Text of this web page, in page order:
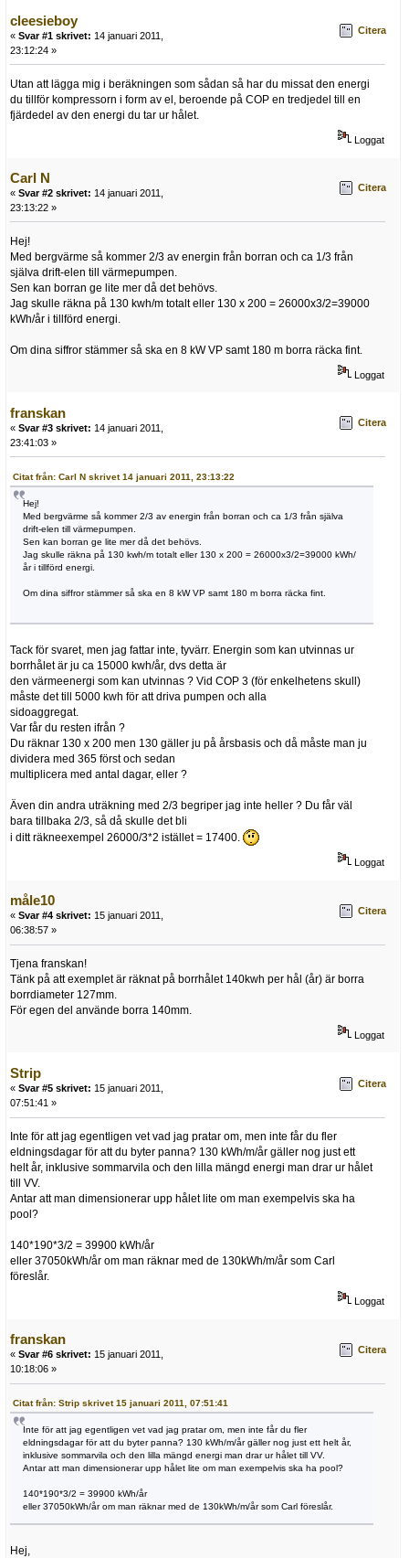
cleesieboy
« Svar #1 skrivet: 14 januari 2011,
23:12:24 »
Citera
Utan att lägga mig i beräkningen som sådan så har du missat den energi
du tillför kompressorn i form av el, beroende på COP en tredjedel till en
fjärdedel av den energi du tar ur hålet.
Loggat
Carl N
« Svar #2 skrivet: 14 januari 2011,
23:13:22 »
Citera
Hej!
Med bergvärme så kommer 2/3 av energin från borran och ca 1/3 från
själva drift-elen till värmepumpen.
Sen kan borran ge lite mer då det behövs.
Jag skulle räkna på 130 kwh/m totalt eller 130 x 200 = 26000x3/2=39000
kWh/år i tillförd energi.
Om dina siffror stämmer så ska en 8 kW VP samt 180 m borra räcka fint.
Loggat
franskan
« Svar #3 skrivet: 14 januari 2011,
23:41:03 »
Citera
Citat från: Carl N skrivet 14 januari 2011, 23:13:22
Hej!
Med bergvärme så kommer 2/3 av energin från borran och ca 1/3 från själva
drift-elen till värmepumpen.
Sen kan borran ge lite mer då det behövs.
Jag skulle räkna på 130 kwh/m totalt eller 130 x 200 = 26000x3/2=39000 kWh/
år i tillförd energi.
Om dina siffror stämmer så ska en 8 kW VP samt 180 m borra räcka fint.
Tack för svaret, men jag fattar inte, tyvärr. Energin som kan utvinnas ur
borrhålet är ju ca 15000 kwh/år, dvs detta är
den värmeenergi som kan utvinnas ? Vid COP 3 (för enkelhetens skull)
måste det till 5000 kwh för att driva pumpen och alla
sidoaggregat.
Var får du resten ifrån ?
Du räknar 130 x 200 men 130 gäller ju på årsbasis och då måste man ju
dividera med 365 först och sedan
multiplicera med antal dagar, eller ?
Även din andra uträkning med 2/3 begriper jag inte heller ? Du får väl
bara tillbaka 2/3, så då skulle det bli
i ditt räkneexempel 26000/3*2 istället = 17400.
Loggat
måle10
« Svar #4 skrivet: 15 januari 2011,
06:38:57 »
Citera
Tjena franskan!
Tänk på att exemplet är räknat på borrhålet 140kwh per hål (år) är borra
borrdiameter 127mm.
För egen del använde borra 140mm.
Loggat
Strip
« Svar #5 skrivet: 15 januari 2011,
07:51:41 »
Citera
Inte för att jag egentligen vet vad jag pratar om, men inte får du fler
eldningsdagar för att du byter panna? 130 kWh/m/år gäller nog just ett
helt år, inklusive sommarvila och den lilla mängd energi man drar ur hålet
till VV.
Antar att man dimensionerar upp hålet lite om man exempelvis ska ha
pool?
140*190*3/2 = 39900 kWh/år
eller 37050kWh/år om man räknar med de 130kWh/m/år som Carl
föreslår.
Loggat
franskan
« Svar #6 skrivet: 15 januari 2011,
10:18:06 »
Citera
Citat från: Strip skrivet 15 januari 2011, 07:51:41
Inte för att jag egentligen vet vad jag pratar om, men inte får du fler
eldningsdagar för att du byter panna? 130 kWh/m/år gäller nog just ett helt år,
inklusive sommarvila och den lilla mängd energi man drar ur hålet till VV.
Antar att man dimensionerar upp hålet lite om man exempelvis ska ha pool?
140*190*3/2 = 39900 kWh/år
eller 37050kWh/år om man räknar med de 130kWh/m/år som Carl föreslår.
Hej,